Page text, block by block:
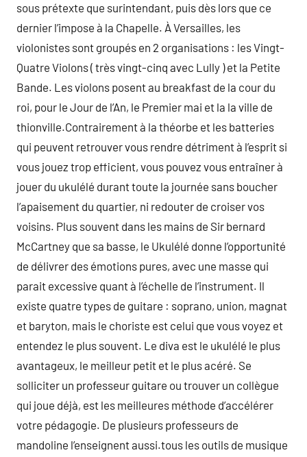
sous prétexte que surintendant, puis dès lors que ce
dernier l’impose à la Chapelle. À Versailles, les
violonistes sont groupés en 2 organisations : les Vingt-
Quatre Violons ( très vingt-cinq avec Lully ) et la Petite
Bande. Les violons posent au breakfast de la cour du
roi, pour le Jour de l’An, le Premier mai et la la ville de
thionville.Contrairement à la théorbe et les batteries
qui peuvent retrouver vous rendre détriment à l’esprit si
vous jouez trop efficient, vous pouvez vous entraîner à
jouer du ukulélé durant toute la journée sans boucher
l’apaisement du quartier, ni redouter de croiser vos
voisins. Plus souvent dans les mains de Sir bernard
McCartney que sa basse, le Ukulélé donne l’opportunité
de délivrer des émotions pures, avec une masse qui
parait excessive quant à l’échelle de l’instrument. Il
existe quatre types de guitare : soprano, union, magnat
et baryton, mais le choriste est celui que vous voyez et
entendez le plus souvent. Le diva est le ukulélé le plus
avantageux, le meilleur petit et le plus acéré. Se
solliciter un professeur guitare ou trouver un collègue
qui joue déjà, est les meilleures méthode d’accélérer
votre pédagogie. De plusieurs professeurs de
mandoline l’enseignent aussi.tous les outils de musique